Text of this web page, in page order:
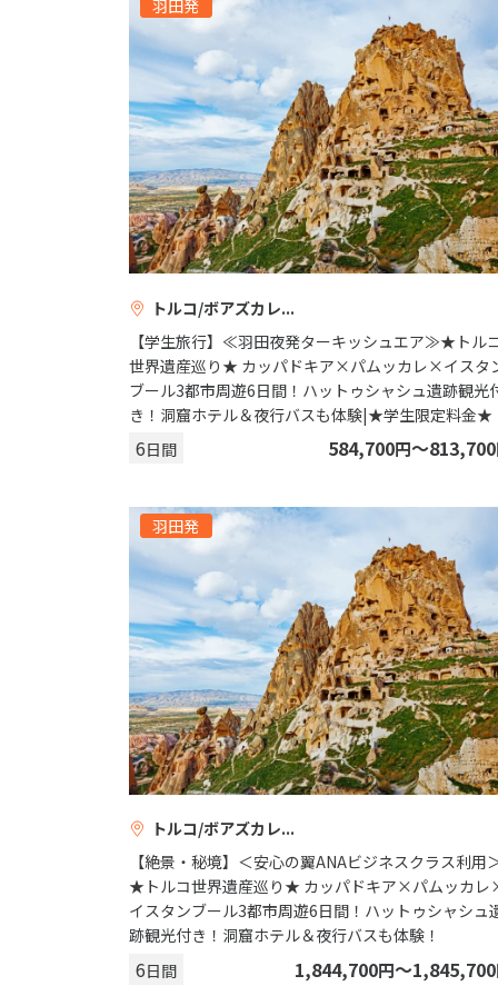
羽田発
トルコ/ボアズカレ
【学生旅行】≪羽田夜発ターキッシュエア≫★トル
世界遺産巡り★ カッパドキア×パムッカレ×イスタ
ブール3都市周遊6日間！ハットゥシャシュ遺跡観光
き！洞窟ホテル＆夜行バスも体験|★学生限定料金★
6日間 584,700円〜813,700
羽田発
トルコ/ボアズカレ
【絶景・秘境】＜安心の翼ANAビジネスクラス利用
★トルコ世界遺産巡り★ カッパドキア×パムッカ
イスタンブール3都市周遊6日間！ハットゥシャシュ
跡観光付き！洞窟ホテル＆夜行バスも体験！
6日間 1,844,700円〜1,845,700